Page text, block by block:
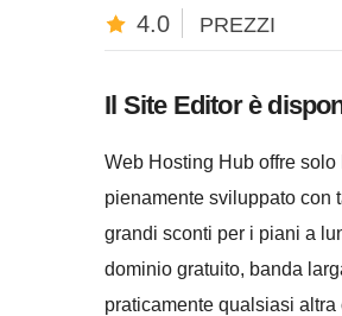
4.0 PREZZI
Il Site Editor è
Web Hosting Hub offre
pienamente sviluppato con
grandi sconti per i piani a
dominio gratuito, banda
praticamente qualsiasi